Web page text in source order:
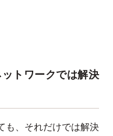
トワークでは解決
も、それだけでは解決